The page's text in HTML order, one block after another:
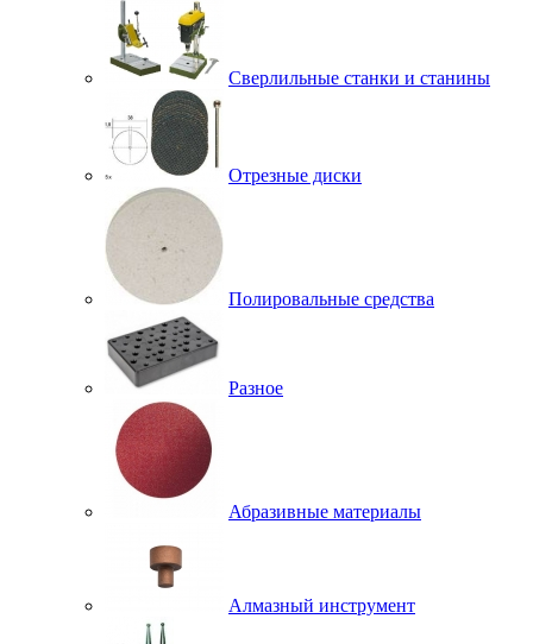
Сверлильные станки и станины
Отрезные диски
Полировальные средства
Разное
Абразивные материалы
Алмазный инструмент